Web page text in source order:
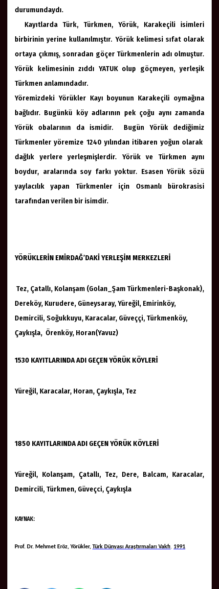
durumundaydı.
Kayıtlarda Türk, Türkmen, Yörük, Karakeçili isimleri
birbirinin yerine kullanılmıştır. Yörük kelimesi sıfat olarak
ortaya çıkmış, sonradan göçer Türkmenlerin adı olmuştur.
Yörük kelimesinin zıddı YATUK olup göçmeyen, yerleşik
Türkmen anlamındadır.
Yöremizdeki Yörükler Kayı boyunun Karakeçili oymağına
bağlıdır. Bugünkü köy adlarının pek çoğu aynı zamanda
Yörük obalarının da ismidir. Bugün Yörük dediğimiz
Türkmenler yöremize 1240 yılından itibaren yoğun olarak
dağlık yerlere yerleşmişlerdir. Yörük ve Türkmen aynı
boydur, aralarında soy farkı yoktur. Esasen Yörük sözü
yaylacılık yapan Türkmenler için Osmanlı bürokrasisi
tarafından verilen bir isimdir.
YÖRÜKLERİN EMİRDAĞ’DAKİ YERLEŞİM MERKEZLERİ
Tez, Çatallı, Kolanşam (Golan_Şam Türkmenleri-Başkonak),
Dereköy, Kurudere, Güneysaray, Yüreğil, Emirinköy,
Demircili, Soğukkuyu, Karacalar, Güveççi, Türkmenköy,
Çaykışla, Örenköy, Horan(Yavuz)
1530 KAYITLARINDA ADI GEÇEN YÖRÜK KÖYLERİ
Yüreğil, Karacalar, Horan, Çaykışla, Tez
1850 KAYITLARINDA ADI GEÇEN YÖRÜK KÖYLERİ
Yüreğil, Kolanşam, Çatallı, Tez, Dere, Balcam, Karacalar,
Demircili, Türkmen, Güveçci, Çaykışla
KAYNAK:
Prof. Dr. Mehmet Eröz, Yörükler, Türk Dünyası Araştırmaları Vakfı, 1991